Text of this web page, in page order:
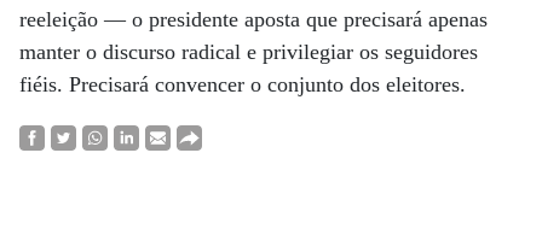
reeleição — o presidente aposta que precisará apenas
manter o discurso radical e privilegiar os seguidores
fiéis. Precisará convencer o conjunto dos eleitores.